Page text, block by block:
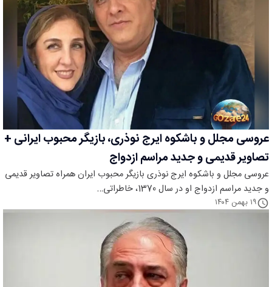
عروسی مجلل و باشکوه ایرج نوذری، بازیگر محبوب ایرانی +
تصاویر قدیمی و جدید مراسم ازدواج
عروسی مجلل و باشکوه ایرج نوذری بازیگر محبوب ایران همراه تصاویر قدیمی
و جدید مراسم ازدواج او در سال 1370، خاطراتی…
۱۹ بهمن ۱۴۰۴